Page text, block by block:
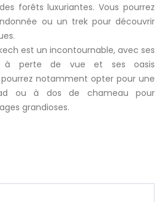
forêts luxuriantes. Vous pourrez
ou un trek pour découvrir
est un incontournable, avec ses
à perte de vue et ses oasis
notamment opter pour une
ou à dos de chameau pour
grandioses.